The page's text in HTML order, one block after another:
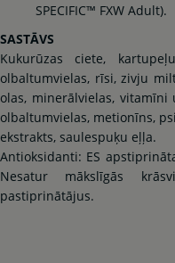
SPECIFIC™ FXW Adult).
SASTĀVS
Kukurūzas ciete,
olbaltumvielas, rīsi, zivju
olas, minerālvielas,
olbaltumvielas, metionīns,
ekstrakts, saulespuķu eļļa.
Antioksidanti: ES
Nesatur mākslīgās
pastiprinātājus.